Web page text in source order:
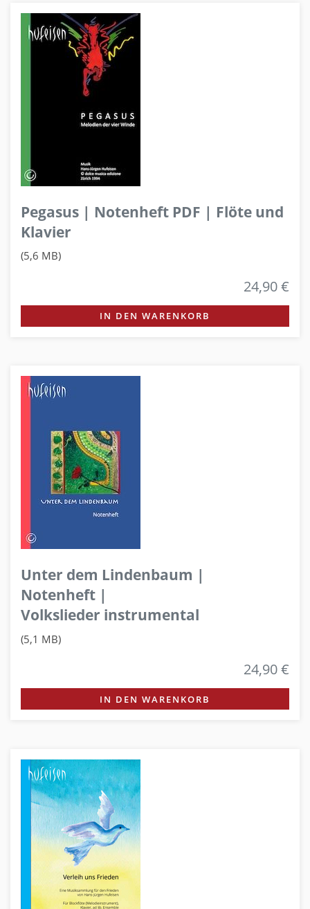
Pegasus | Notenheft PDF | Flöte und
Klavier
(5,6 MB)
24,90 €
IN DEN WARENKORB
Unter dem Lindenbaum |
Notenheft |
Volkslieder instrumental
(5,1 MB)
24,90 €
IN DEN WARENKORB